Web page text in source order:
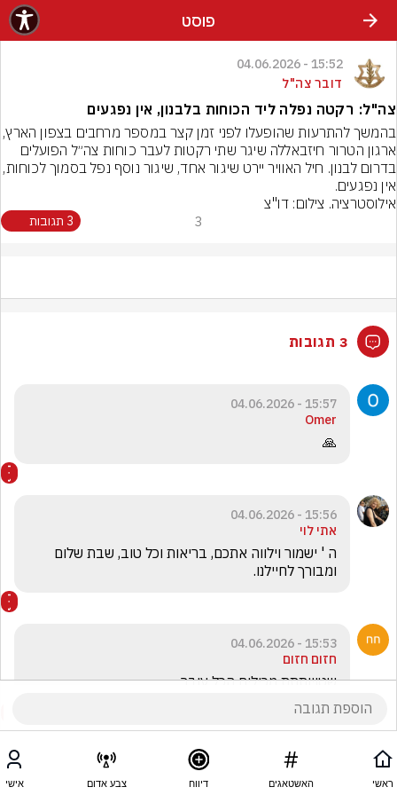
פוסט
15:52 - 04.06.2026
דובר צה"ל
צה"ל: רקטה נפלה ליד הכוחות בלבנון, אין נפגעים
אין נפגעים.
אילוסטרציה. צילום: דו"צ
3 3 תגובות
3 תגובות
15:57 - 04.06.2026
Omer
🙏
15:56 - 04.06.2026
אתי לוי
ומבורך לחיילנו.
15:53 - 04.06.2026
חזום חזום
שטויותתת מכילים הכל עובר
ראשי האשטאגים דיווח צבע אדום אישי